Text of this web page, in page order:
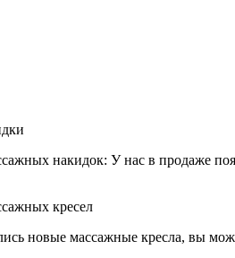
накидок: У нас в продаже
кресел
новые массажные кресла, вы